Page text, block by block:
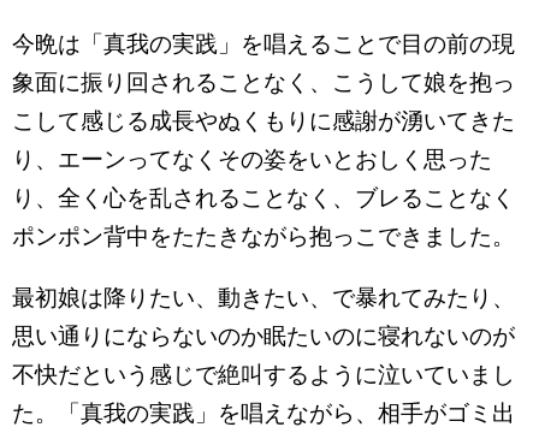
今晩は「真我の実践」を唱えることで目の前の現
象面に振り回されることなく、こうして娘を抱っ
こして感じる成長やぬくもりに感謝が湧いてきた
り、エーンってなくその姿をいとおしく思った
り、全く心を乱されることなく、ブレることなく
ポンポン背中をたたきながら抱っこできました。
最初娘は降りたい、動きたい、で暴れてみたり、
思い通りにならないのか眠たいのに寝れないのが
不快だという感じで絶叫するように泣いていまし
た。「真我の実践」を唱えながら、相手がゴミ出